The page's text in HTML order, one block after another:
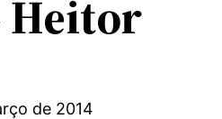
Heitor
de 2014